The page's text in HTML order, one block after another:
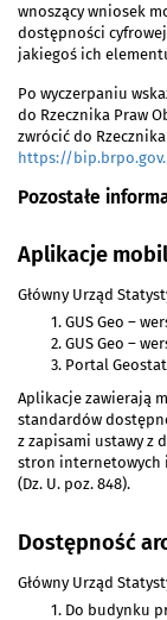
wnoszący wniosek
dostępności
jakiegoś ich
Po wyczerpaniu
do Rzecznika Praw
zwrócić do
https://
Pozostałe
Aplikacje
Główny Urząd
GUS Geo –
GUS Geo –
Portal
Aplikacje zawierają
standardów
z zapisami ustawy z
stron internetowych
(Dz. U. poz. 848).
Dostępność
Główny Urząd
Do budynku